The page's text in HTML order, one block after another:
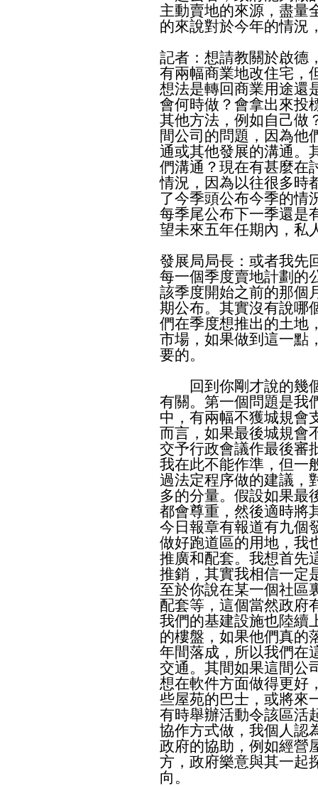
主動賣地的來源，盡量
的來說對於今年的情況
記者：想請教關於啟德
有兩幅商業地改住宅，
想法是轉回商業用途還
會何時做？會拿出來投
其他方法，例如自己做
間公司的問題，因為他
通或其他發展的溝通。
們溝通？現在有甚麼在
情況，因為以往很多時
了今季頭公布今季的情
每季尾公布下一季還是
望未來五年任期內，私
發展局局長：或者我先
每一個季度賣地計劃的
該季度開始之前的那個
期公布。其實沒有說哪
們在季度想推出的土地
市場，如果做到這一點
要的。
回到你剛才說的幾個
有關。第一個問題是我
中，有兩幅不獲城規會
而言，如果最後城規會
交予行政會議作最後審
我在此不能作準，但一
過法定程序做的建議，
多的分量。假設如果最
都會尊重，然後適時將
今日報章有報道有九個
做好跑道區的用地，我
推廣和配套。我想首先
推銷，其實我相信一定
至於你說在某一個社區
配套等，這個當然政府
我們的基建設施也陸續
的樓盤，如果他們真的
年間落成，所以我們在
交通。其間如果這間公
想在軟件方面做得更好
些屋苑的巴士，或將來
有時舉辦活動令該區活
協作方式做，我個人認
政府的協助，例如經營
方，政府樂意與其一起
向。